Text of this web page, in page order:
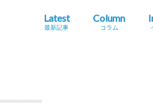
Latest
最新記事
Column
コラム